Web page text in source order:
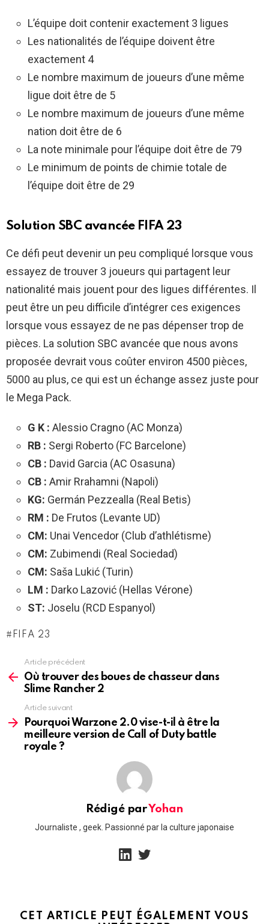
L’équipe doit contenir exactement 3 ligues
Les nationalités de l’équipe doivent être
exactement 4
Le nombre maximum de joueurs d’une même
ligue doit être de 5
Le nombre maximum de joueurs d’une même
nation doit être de 6
La note minimale pour l’équipe doit être de 79
Le minimum de points de chimie totale de
l’équipe doit être de 29
Solution SBC avancée FIFA 23
Ce défi peut devenir un peu compliqué lorsque vous
essayez de trouver 3 joueurs qui partagent leur
nationalité mais jouent pour des ligues différentes. Il
peut être un peu difficile d’intégrer ces exigences
lorsque vous essayez de ne pas dépenser trop de
pièces. La solution SBC avancée que nous avons
proposée devrait vous coûter environ 4500 pièces,
5000 au plus, ce qui est un échange assez juste pour
le Mega Pack.
G K : Alessio Cragno (AC Monza)
RB : Sergi Roberto (FC Barcelone)
CB : David Garcia (AC Osasuna)
CB : Amir Rrahamni (Napoli)
KG: Germán Pezzealla (Real Betis)
RM : De Frutos (Levante UD)
CM: Unai Vencedor (Club d’athlétisme)
CM: Zubimendi (Real Sociedad)
CM: Saša Lukić (Turin)
LM : Darko Lazović (Hellas Vérone)
ST: Joselu (RCD Espanyol)
FIFA 23
more
Article précédent
Où trouver des boues de chasseur dans
Slime Rancher 2
Article suivant
Pourquoi Warzone 2.0 vise-t-il à être la
meilleure version de Call of Duty battle
royale ?
Rédigé parYohan
Journaliste , geek. Passionné par la culture japonaise
linkedin
CET ARTICLE PEUT ÉGALEMENT VOUS